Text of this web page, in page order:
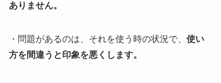
ありません。
・問題があるのは、それを使う時の状況で、 使い
方を間違うと印象を悪くします。